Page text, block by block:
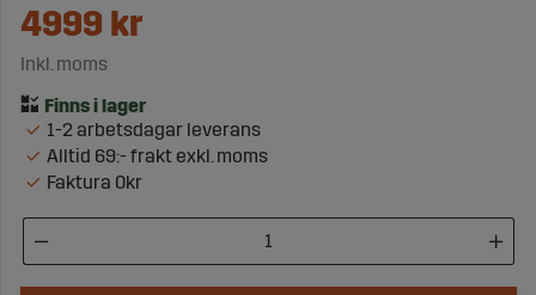
4999 kr
Inkl. moms
1-2 arbetsdagar leverans
Alltid 69:- frakt exkl. moms
Faktura 0kr